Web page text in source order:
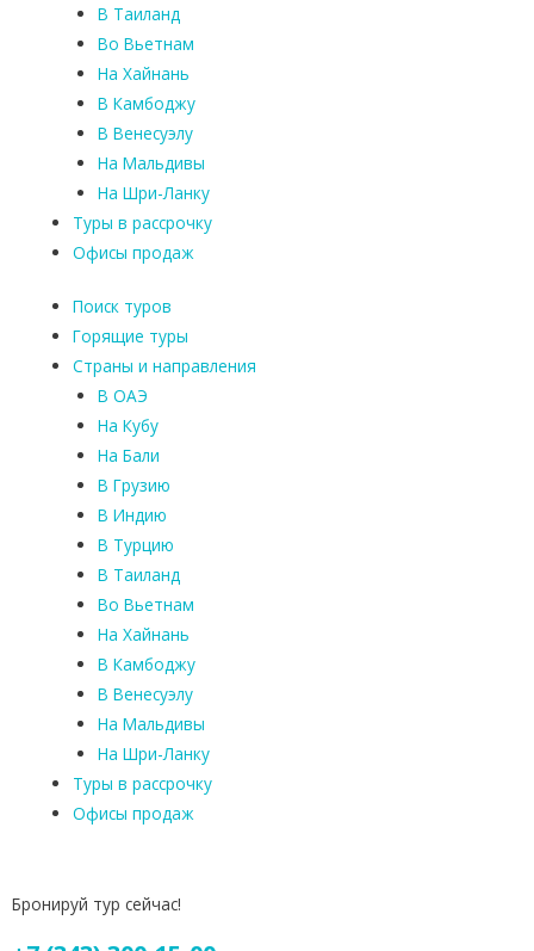
В Таиланд
Во Вьетнам
На Хайнань
В Камбоджу
В Венесуэлу
На Мальдивы
На Шри-Ланку
Туры в рассрочку
Офисы продаж
Поиск туров
Горящие туры
Страны и направления
В ОАЭ
На Кубу
На Бали
В Грузию
В Индию
В Турцию
В Таиланд
Во Вьетнам
На Хайнань
В Камбоджу
В Венесуэлу
На Мальдивы
На Шри-Ланку
Туры в рассрочку
Офисы продаж
Бронируй тур сейчас!